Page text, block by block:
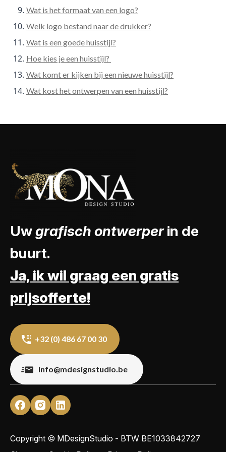
Wat is het formaat van een logo?
Welk logo bestand naar de drukker?
Wat is een goede huisstijl?
Hoe kies je een huisstijl?
Wat komt er kijken bij een nieuwe huisstijl?
Wat kost het ontwerpen van een huisstijl?
Uwgrafisch ontwerperin de
buurt.
Ja, ik wil graag een gratis
prijsofferte!
+32 (0) 486 67 00 30
info@mdesignstudio.be
Copyright © MDesignStudio - BTW BE1033842727